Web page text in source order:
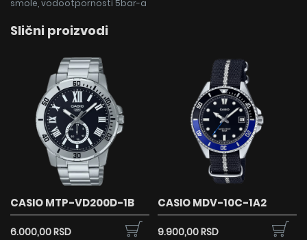
smole, vodootpornosti 5bar-a
Slični proizvodi
CASIO MTP-VD200D-1B
6.000,00 RSD
CASIO MDV-10C-1A2
9.900,00 RSD